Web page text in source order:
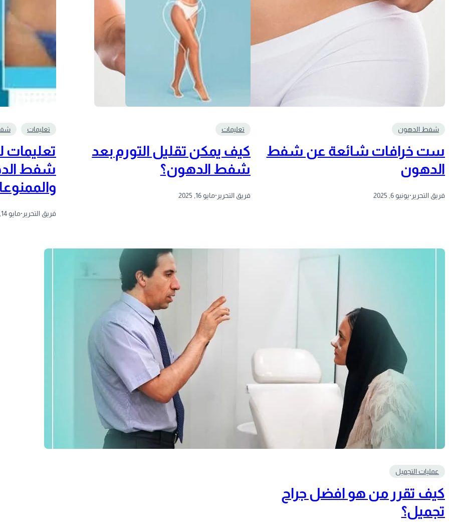
شفط الدهون
ست خرافات شائعة عن شفط
الدهون
فريق التحرير ·يونيو 6, 2025
تعليمات
كيف يمكن تقليل التورم بعد
شفط الدهون؟
فريق التحرير ·مايو 16, 2025
تعليمات
تعليمات
شفط
فريق التحرير ·مايو 14, 2025
عمليات التجميل
كيف تقرر من هو افضل جراح
تجميل؟